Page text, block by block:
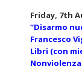
Friday, 7th
“Disarmo
Francesco
Libri (con
Nonviolenza